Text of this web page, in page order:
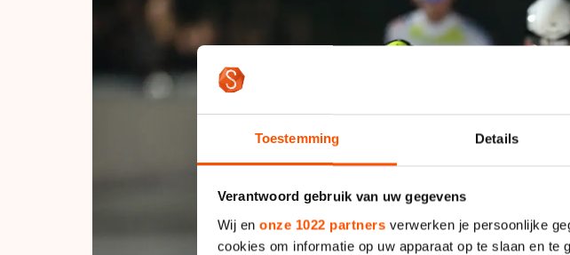
Toestemming Details
Verantwoord gebruik van uw gegevens
Wij en onze 1022 partners verwerken je persoonlijke
cookies om informatie op uw apparaat op te slaan en
Olympische Spelen